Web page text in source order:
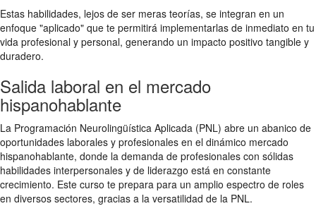
Estas habilidades, lejos de ser meras teorías, se integran en un
enfoque "aplicado" que te permitirá implementarlas de inmediato en tu
vida profesional y personal, generando un impacto positivo tangible y
duradero.
Salida laboral en el mercado
hispanohablante
La Programación Neurolingüística Aplicada (PNL) abre un abanico de
oportunidades laborales y profesionales en el dinámico mercado
hispanohablante, donde la demanda de profesionales con sólidas
habilidades interpersonales y de liderazgo está en constante
crecimiento. Este curso te prepara para un amplio espectro de roles
en diversos sectores, gracias a la versatilidad de la PNL.